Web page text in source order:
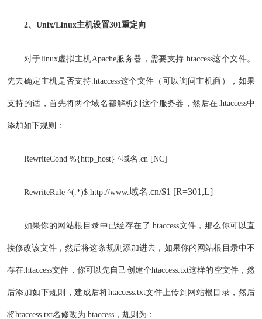
2、Unix/Linux主机设置301重定向
对于linux虚拟主机Apache服务器，需要支持.htaccess这个文件。
先去确定主机是否支持.htaccess这个文件（可以询问主机商），如果
支持的话，首先将两个域名都解析到这个服务器，然后在.htaccess中
添加如下规则：
RewriteCond %{http_host} ^域名.cn [NC]
RewriteRule ^(.*)$ http://www.域名.cn/$1 [R=301,L]
如果你的网站根目录中已经存在了.htaccess文件，那么你可以直
接修改该文件，然后将这条规则添加进去，如果你的网站根目录中不
存在.htaccess文件，你可以先自己创建个htaccess.txt这样的空文件，然
后添加如下规则，建成后将htaccess.txt文件上传到网站根目录，然后
将htaccess.txt名修改为.htaccess，规则为：